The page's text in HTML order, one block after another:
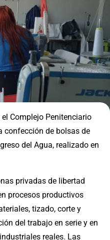
Complejo Penitenciario
confección de bolsas de
del Agua, realizado en
privadas de libertad
procesos productivos
tizado, corte y
del trabajo en serie y en
reales. Las